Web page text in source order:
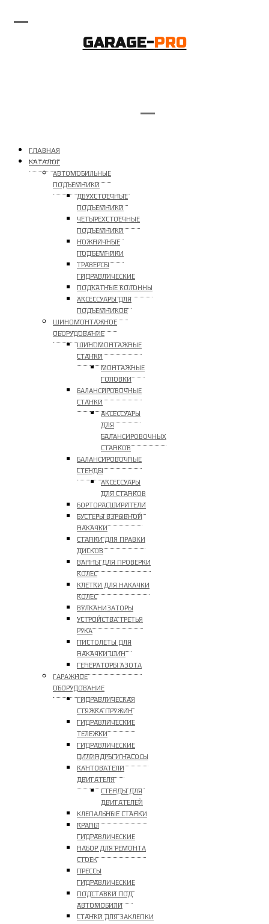
GARAGE-PRO
ГЛАВНАЯ
КАТАЛОГ
АВТОМОБИЛЬНЫЕ
ПОДЪЕМНИКИ
ДВУХСТОЕЧНЫЕ
ПОДЪЕМНИКИ
ЧЕТЫРЕХСТОЕЧНЫЕ
ПОДЪЕМНИКИ
НОЖНИЧНЫЕ
ПОДЪЕМНИКИ
ТРАВЕРСЫ
ГИДРАВЛИЧЕСКИЕ
ПОДКАТНЫЕ КОЛОННЫ
АКСЕССУАРЫ ДЛЯ
ПОДЪЕМНИКОВ
ШИНОМОНТАЖНОЕ
ОБОРУДОВАНИЕ
ШИНОМОНТАЖНЫЕ
СТАНКИ
МОНТАЖНЫЕ
ГОЛОВКИ
БАЛАНСИРОВОЧНЫЕ
СТАНКИ
АКСЕССУАРЫ
ДЛЯ
БАЛАНСИРОВОЧНЫХ
СТАНКОВ
БАЛАНСИРОВОЧНЫЕ
СТЕНДЫ
АКСЕССУАРЫ
ДЛЯ СТАНКОВ
БОРТОРАСШИРИТЕЛИ
БУСТЕРЫ ВЗРЫВНОЙ
НАКАЧКИ
СТАНКИ ДЛЯ ПРАВКИ
ДИСКОВ
ВАННЫ ДЛЯ ПРОВЕРКИ
КОЛЕС
КЛЕТКИ ДЛЯ НАКАЧКИ
КОЛЕС
ВУЛКАНИЗАТОРЫ
УСТРОЙСТВА ТРЕТЬЯ
РУКА
ПИСТОЛЕТЫ ДЛЯ
НАКАЧКИ ШИН
ГЕНЕРАТОРЫ АЗОТА
ГАРАЖНОЕ
ОБОРУДОВАНИЕ
ГИДРАВЛИЧЕСКАЯ
СТЯЖКА ПРУЖИН
ГИДРАВЛИЧЕСКИЕ
ТЕЛЕЖКИ
ГИДРАВЛИЧЕСКИЕ
ЦИЛИНДРЫ И НАСОСЫ
КАНТОВАТЕЛИ
ДВИГАТЕЛЯ
СТЕНДЫ ДЛЯ
ДВИГАТЕЛЕЙ
КЛЕПАЛЬНЫЕ СТАНКИ
КРАНЫ
ГИДРАВЛИЧЕСКИЕ
НАБОР ДЛЯ РЕМОНТА
СТОЕК
ПРЕССЫ
ГИДРАВЛИЧЕСКИЕ
ПОДСТАВКИ ПОД
АВТОМОБИЛИ
СТАНКИ ДЛЯ ЗАКЛЕПКИ